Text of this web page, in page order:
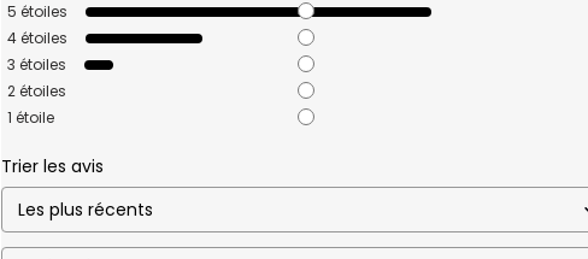
5 étoiles
4étoiles
3 étoiles
2étoiles
1 étoile
Trier les avis